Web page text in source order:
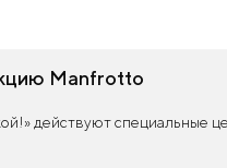
Manfrotto
действуют специальные